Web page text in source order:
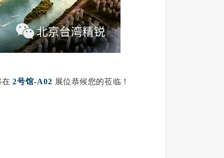
2号馆-A02 展位恭候您的莅临！